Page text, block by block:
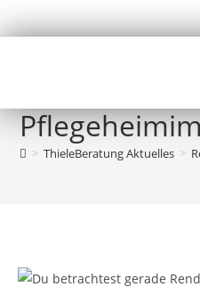
> ThieleBeratung Aktuelles >